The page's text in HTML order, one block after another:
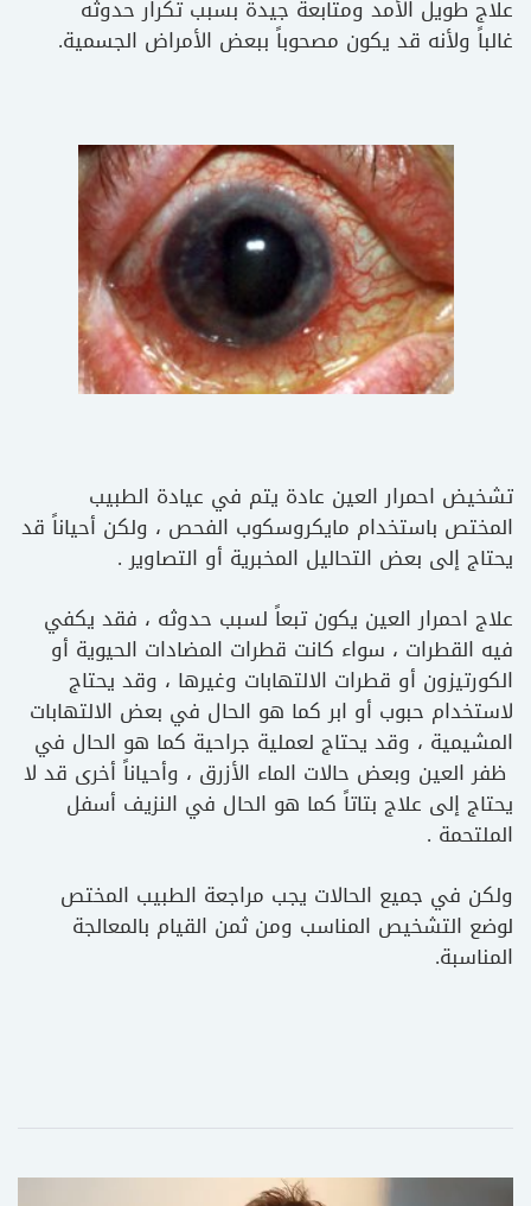
علاج طويل الأمد ومتابعة جيدة بسبب تكرار حدوثه
غالباً ولأنه قد يكون مصحوباً ببعض الأمراض الجسمية.
تشخيض احمرار العين عادة يتم في عيادة الطبيب
المختص باستخدام مايكروسكوب الفحص ، ولكن أحياناً قد
يحتاج إلى بعض التحاليل المخبرية أو التصاوير .
علاج احمرار العين يكون تبعاً لسبب حدوثه ، فقد يكفي
فيه القطرات ، سواء كانت قطرات المضادات الحيوية أو
الكورتيزون أو قطرات الالتهابات وغيرها ، وقد يحتاج
لاستخدام حبوب أو ابر كما هو الحال في بعض الالتهابات
المشيمية ، وقد يحتاج لعملية جراحية كما هو الحال في
ظفر العين وبعض حالات الماء الأزرق ، وأحياناً أخرى قد لا
يحتاج إلى علاج بتاتاً كما هو الحال في النزيف أسفل
الملتحمة .
ولكن في جميع الحالات يجب مراجعة الطبيب المختص
لوضع التشخيص المناسب ومن ثمن القيام بالمعالجة
المناسبة.